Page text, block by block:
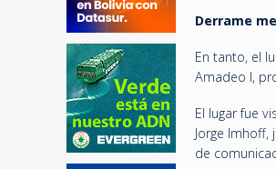
Derrame
En tanto, el
Amadeo I,
El lugar fue
Jorge
de